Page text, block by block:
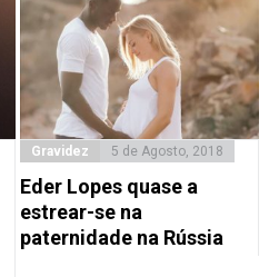
Gravidez 5 de Agosto, 2018
Eder Lopes quase a
estrear-se na
paternidade na Rússia